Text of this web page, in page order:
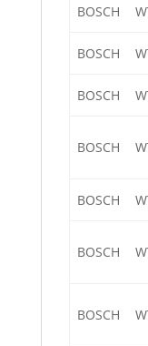
BOSCH
BOSCH
BOSCH
BOSCH
BOSCH
BOSCH
BOSCH